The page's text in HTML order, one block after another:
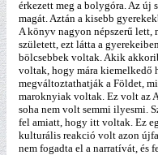
érkezett meg a bolygóra. Az új
magát. Aztán a kisebb
A könyv nagyon népszerű lett,
született, ezt látta a
bölcsebbek voltak. Akik
voltak, hogy mára kiemelkedő
megváltoztathatják a Földet,
maroknyiak voltak. Ez volt az
soha nem volt semmi ilyesmi.
fel amiatt, hogy itt voltak. Ez
kulturális reakció volt azon
nem fogadta el a narratívát, és